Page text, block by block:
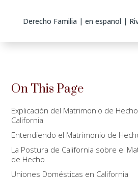
Derecho Familia | en espanol |
On This Page
Explicación del Matrimonio de
California
Entendiendo el Matrimonio de
La Postura de California sobre el
de Hecho
Uniones Domésticas en California